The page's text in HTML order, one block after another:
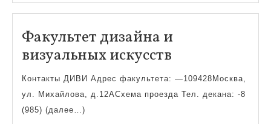
Факультет дизайна и
визуальных искусств
дизайна
и
Контакты ДИВИ Адрес факультета: —109428Москва,
ул. Михайлова, д.12АСхема проезда Тел. декана: -8
(985) (далее…)